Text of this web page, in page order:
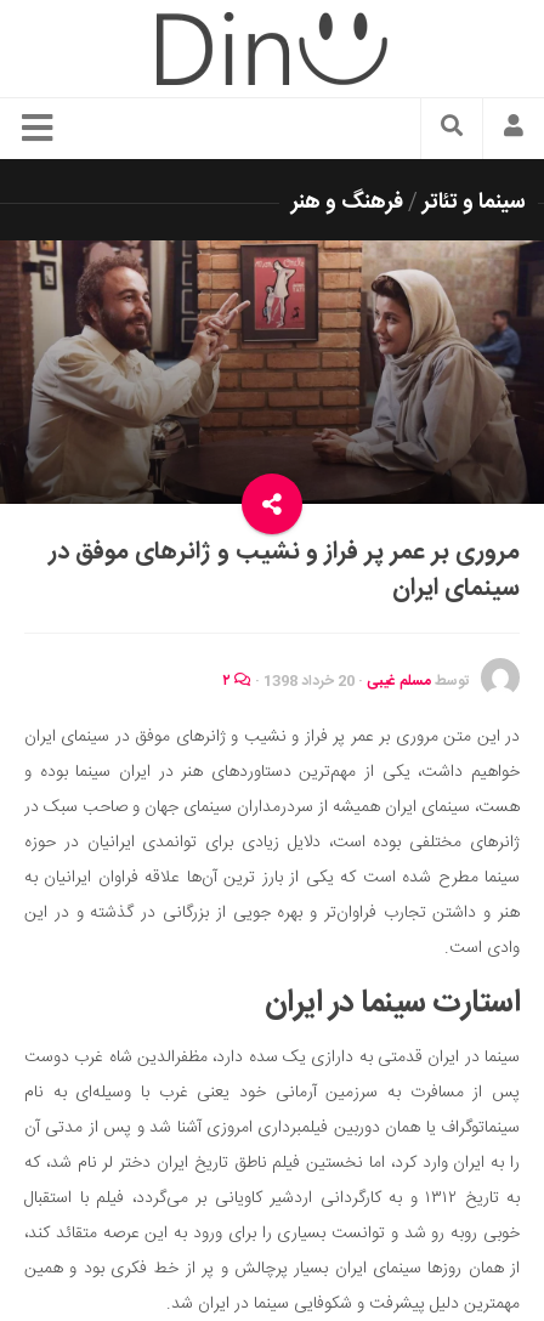
سبک زندگی
زیبایی و آرایش
شیک پوشی
دکوراسیون و چیدمان
غذا
رستوران گردی
آشپزی
سفر و گردشگری
ایران گردی
جهان گردی
موفقیت و مهارت‌های فردی
تغذیه سالم
بهداشت
بیماری و درمان
کودک و مادر
ورزش و تندرستی
روانشناسی
مراکز پزشکی و دارویی
فرهنگ و هنر
سینما و تئاتر
تلویزیون
موسیقی
چهره‌ها
عکاسی و هنرهای تجسمی
کتاب و کتاب‌خوانی
سینما و تئاتر/فرهنگ و هنر
مروری بر عمر پر فراز و نشیب و ژانرهای موفق در
سینمای ایران
توسطمسلم غیبی · 20 خرداد 1398 ·
در این متن مروری بر عمر پر فراز و نشیب و ژانرهای موفق در سینمای ایران
خواهیم داشت، یکی از مهم‌ترین دستاوردهای هنر در ایران سینما بوده و
هست، سینمای ایران همیشه از سردرمداران سینمای جهان و صاحب سبک در
ژانرهای مختلفی بوده است، دلایل زیادی برای توانمدی ایرانیان در حوزه
سینما مطرح شده است که یکی از بارز ترین آن‌ها علاقه فراوان ایرانیان به
هنر و داشتن تجارب فراوان‌تر و بهره جویی از بزرگانی در گذشته و در این
وادی است.
استارت سینما در ایران
سینما در ایران قدمتی به دارازی یک سده دارد، مظفرالدین شاه غرب دوست
پس از مسافرت به سرزمین آرمانی خود یعنی غرب با وسیله‌ای به نام
سینماتوگراف یا همان دوربین فیلمبرداری امروزی آشنا شد و پس از مدتی آن
را به ایران وارد کرد، اما نخستین فیلم ناطق تاریخ ایران دختر لر نام شد، که
به تاریخ ۱۳۱۲ و به کارگردانی اردشیر کاویانی بر می‌گردد، فیلم با استقبال
خوبی روبه رو شد و توانست بسیاری را برای ورود به این عرصه متقائد کند،
از همان روزها سینمای ایران بسیار پرچالش و پر از خط فکری بود و همین
مهمترین دلیل پیشرفت و شکوفایی سینما در ایران شد.